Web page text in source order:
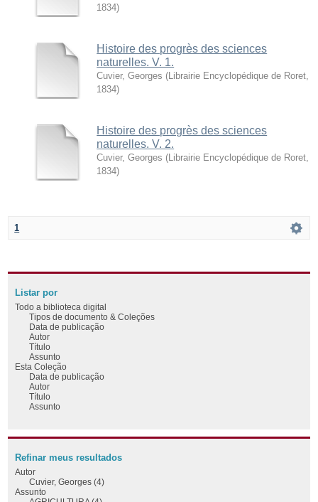
1834)
Histoire des progrès des sciences
naturelles. V. 1.
Cuvier, Georges ( Librairie Encyclopédique de Roret
1834)
Histoire des progrès des sciences
naturelles. V. 2.
Cuvier, Georges ( Librairie Encyclopédique de Roret
1834)
1
Listar por
Todo a biblioteca digital
Tipos de documento & Coleções
Data de publicação
Autor
Título
Assunto
Esta Coleção
Data de publicação
Autor
Título
Assunto
Refinar meus resultados
Autor
Cuvier, Georges (4)
Assunto